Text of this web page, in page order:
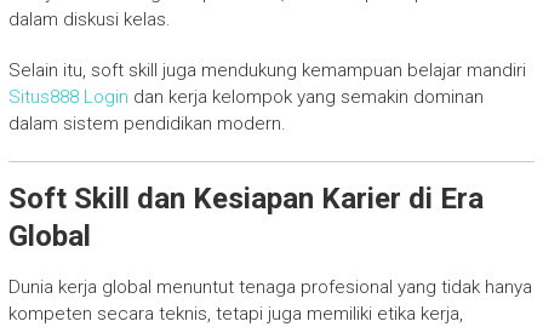
dalam diskusi kelas.
Selain itu, soft skill juga mendukung kemampuan belajar mandiri
Situs888 Login dan kerja kelompok yang semakin dominan
dalam sistem pendidikan modern.
Soft Skill dan Kesiapan Karier di Era
Global
Dunia kerja global menuntut tenaga profesional yang tidak hanya
kompeten secara teknis, tetapi juga memiliki etika kerja,